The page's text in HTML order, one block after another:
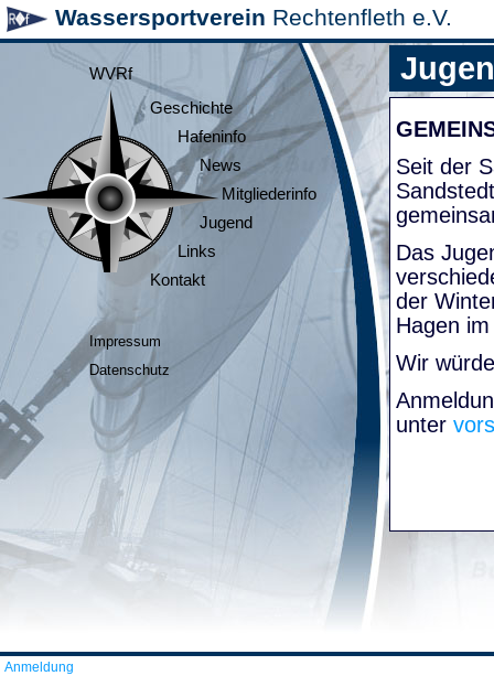
Wassersportverein Rechtenfleth e.V.
WVRf
Geschichte
Hafeninfo
News
Mitgliederinfo
Jugend
Links
Kontakt
Impressum
Datenschutz
Seit der
Das
der
Hagen
Wir
unter
Anmeldung